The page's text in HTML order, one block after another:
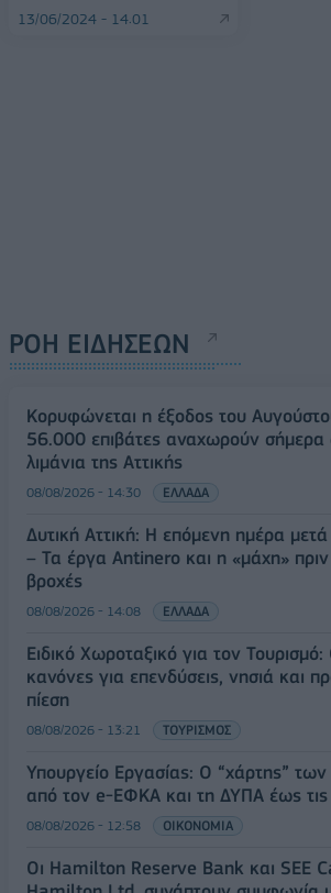
13/06/2024 - 14:01
ΡΟΗ ΕΙΔΗΣΕΩΝ
Κορυφώνεται η έξοδος του
56.000 επιβάτες αναχωρούν σήμερα
λιμάνια της Αττικής
08/08/2026 - 14:30 ΕΛΛΑΔΑ
Δυτική Αττική: Η επόμενη ημέρα μετά
– Τα έργα Antinero και η «μάχη» πριν
βροχές
08/08/2026 - 14:08 ΕΛΛΑΔΑ
Ειδικό Χωροταξικό για τον Τουρισμό:
κανόνες για επενδύσεις, νησιά και
πίεση
08/08/2026 - 13:21 ΤΟΥΡΙΣΜΟΣ
Υπουργείο Εργασίας: Ο “χάρτης”
από τον e-ΕΦΚΑ και τη ΔΥΠΑ έως
08/08/2026 - 12:58 ΟΙΚΟΝΟΜΙΑ
Οι Hamilton Reserve Bank και SEE